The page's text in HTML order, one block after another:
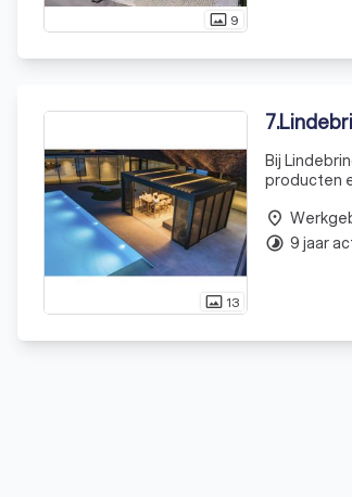
photo_size_select_actual 9
photo_size_select_actual 13
7.
Bij
producten
systeem,
place
timelapse 9 jaar